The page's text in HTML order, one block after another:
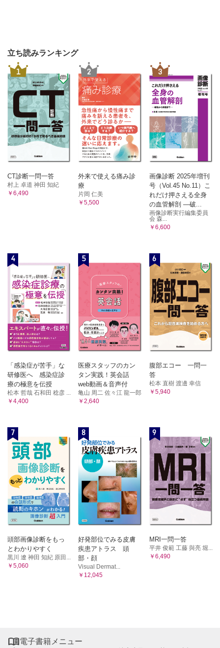
立ち読みランキング
1
CT診断一問一答
村上 卓道 神田 知紀
￥6,490
2
外来で使える痛み診
療
片岡 仁美
￥5,500
3
画像診断 2025年増刊
号（Vol.45 No.11）こ
れだけ押さえる全身
の血管解剖 ―破...
画像診断実行編集委員
会 森...
￥6,600
4
「感染症が苦手」な
研修医へ 感染症診
療の極意を伝授
松本 哲哉 石和田 稔彦 ...
￥4,400
5
医療スタッフのカン
タン実践！英会話
web動画＆音声付
亀山 周二 佐々江 龍一郎
￥2,640
6
腹部エコー 一問一
答
松本 直樹 渡邊 幸信
￥5,940
7
頭部画像診断をもっ
とわかりやすく
黒川 遼 神田 知紀 原田...
￥5,060
8
好発部位でみる皮膚
疾患アトラス 頭
部・顔
Visual Dermat...
￥12,045
9
MRI一問一答
平井 俊範 工藤 與亮 堀...
￥6,490
電子書籍メニュー